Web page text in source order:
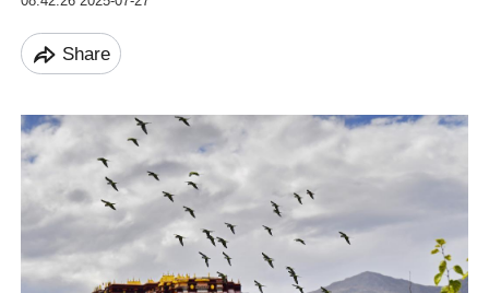
Share